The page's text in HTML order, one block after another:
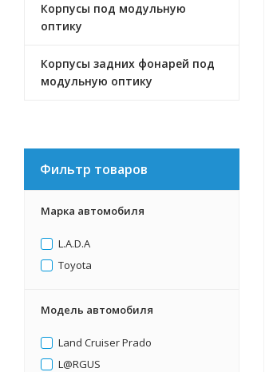
Корпусы под модульную
оптику
Корпусы задних фонарей под
модульную оптику
Фильтр товаров
Марка автомобиля
L.А.D.А
Toyota
Модель автомобиля
Land Cruiser Pradо
L@RGUS